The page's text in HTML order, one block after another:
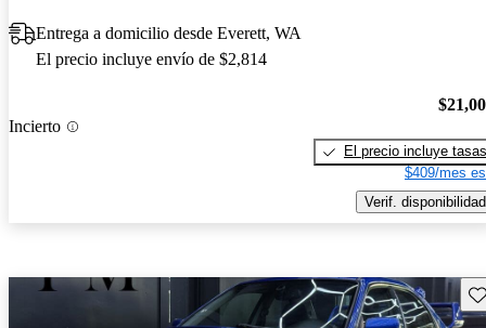
Entrega a domicilio desde Everett, WA
El precio incluye envío de $2,814
Incierto
El precio incluye tasas
$409/mes
Verif. disponibilidad